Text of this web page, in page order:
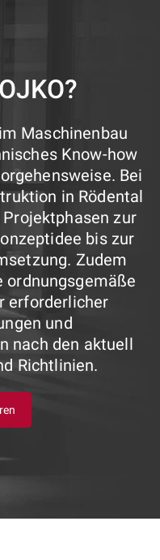
Maschinenbau
Know-how
Bei
in Rödental
zur
bis zur
Zudem
ordnungsgemäße
erforderlicher
und
nach den aktuell
Richtlinien.